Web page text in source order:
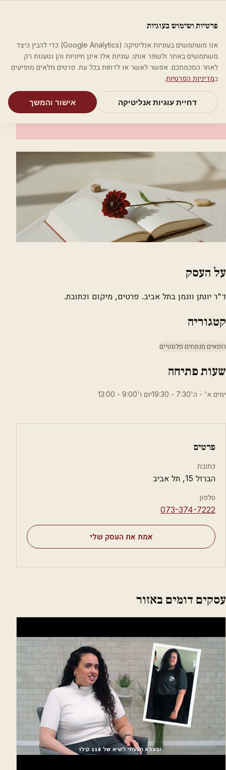
מאמריםקטגוריותחיפושאודות
בית קטגוריות רופאים מנתחים פלסטיים ד"ר יונתן ווגמן
רופאים מנתחים פלסטיים
ד"ר יונתן ווגמן
על העסק
ד"ר יונתן ווגמן בתל אביב. פרטים, מיקום וכתובת.
קטגוריה
רופאים מנתחים פלסטיים
שעות פתיחה
ימים א' - ה'7:30 - 19:30יום ו'9:00 - 13:00
פרטים
כתובת
הברזל 15, תל אביב
טלפון
⁦073-374-7222⁩
אמת את העסק שלי
עסקים דומים באזור
פרטיות ושימוש בעוגיות
אנו משתמשים בעוגיות אנליטיקה (Google Analytics) כדי להבין כיצד
משתמשים באתר ולשפר אותו. עוגיות אלו אינן חיוניות והן נטענות רק
לאחר הסכמתכם. אפשר לאשר או לדחות בכל עת. פרטים מלאים מופיעים
במדיניות הפרטיות.
דחיית עוגיות אנליטיקה אישור והמשך